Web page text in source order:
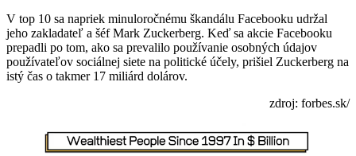
V top 10 sa napriek minuloročnému škandálu Facebooku udržal
jeho zakladateľ a šéf Mark Zuckerberg. Keď sa akcie Facebooku
prepadli po tom, ako sa prevalilo používanie osobných údajov
používateľov sociálnej siete na politické účely, prišiel Zuckerberg na
istý čas o takmer 17 miliárd dolárov.
zdroj: forbes.sk/